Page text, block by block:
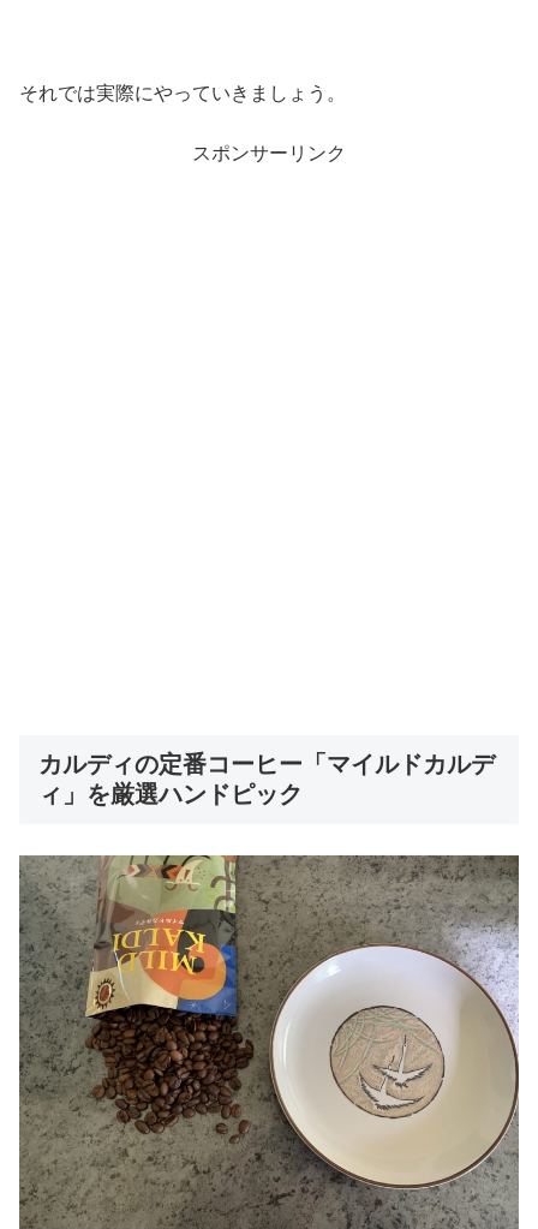
それでは実際にやっていきましょう。
スポンサーリンク
カルディの定番コーヒー「マイルドカルデ
ィ」を厳選ハンドピック